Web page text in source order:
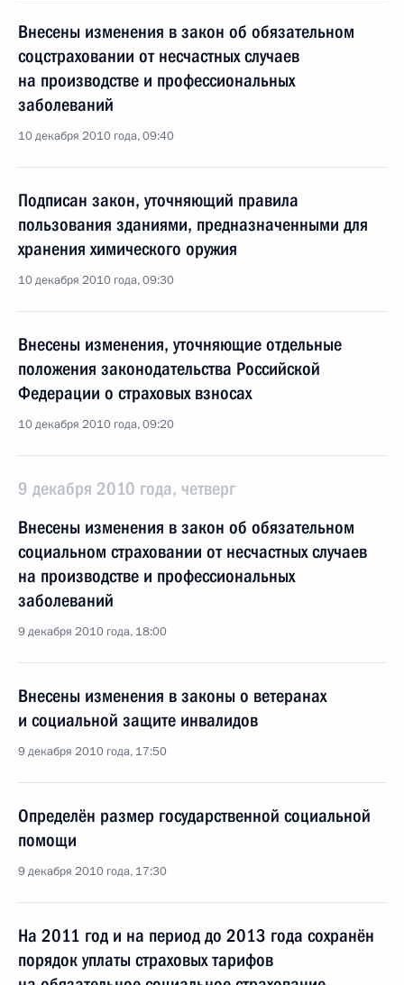
Внесены изменения в закон об обязательном
соцстраховании от несчастных случаев
на производстве и профессиональных
заболеваний
10 декабря 2010 года, 09:40
Подписан закон, уточняющий правила
пользования зданиями, предназначенными для
хранения химического оружия
10 декабря 2010 года, 09:30
Внесены изменения, уточняющие отдельные
положения законодательства Российской
Федерации о страховых взносах
10 декабря 2010 года, 09:20
9 декабря 2010 года, четверг
Внесены изменения в закон об обязательном
социальном страховании от несчастных случаев
на производстве и профессиональных
заболеваний
9 декабря 2010 года, 18:00
Внесены изменения в законы о ветеранах
и социальной защите инвалидов
9 декабря 2010 года, 17:50
Определён размер государственной социальной
помощи
9 декабря 2010 года, 17:30
На 2011 год и на период до 2013 года сохранён
порядок уплаты страховых тарифов